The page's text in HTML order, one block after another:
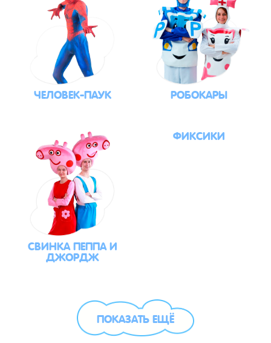
ЧЕЛОВЕК-ПАУК РОБОКАРЫ
СВИНКА ПЕППА И
ДЖОРДЖ
ФИКСИКИ
ПОКАЗАТЬ ЕЩЁ